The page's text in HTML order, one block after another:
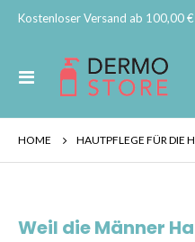
Kostenloser Versand ab 100,00 €
Navigation
umschalten
HOME HAUTPFLEGE FÜR DIE
Weil die Männer